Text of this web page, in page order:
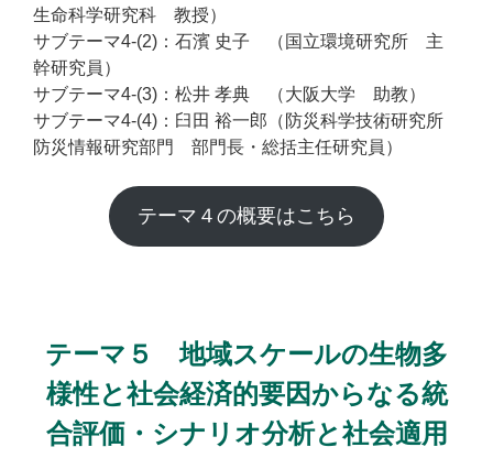
生命科学研究科 教授）
サブテーマ4-(2)：石濱 史子 （国立環境研究所 主
幹研究員）
サブテーマ4-(3)：松井 孝典 （大阪大学 助教）
サブテーマ4-(4)：臼田 裕一郎（防災科学技術研究所
防災情報研究部門 部門長・総括主任研究員）
テーマ４の概要はこちら
テーマ５ 地域スケールの生物多
様性と社会経済的要因からなる統
合評価・シナリオ分析と社会適用